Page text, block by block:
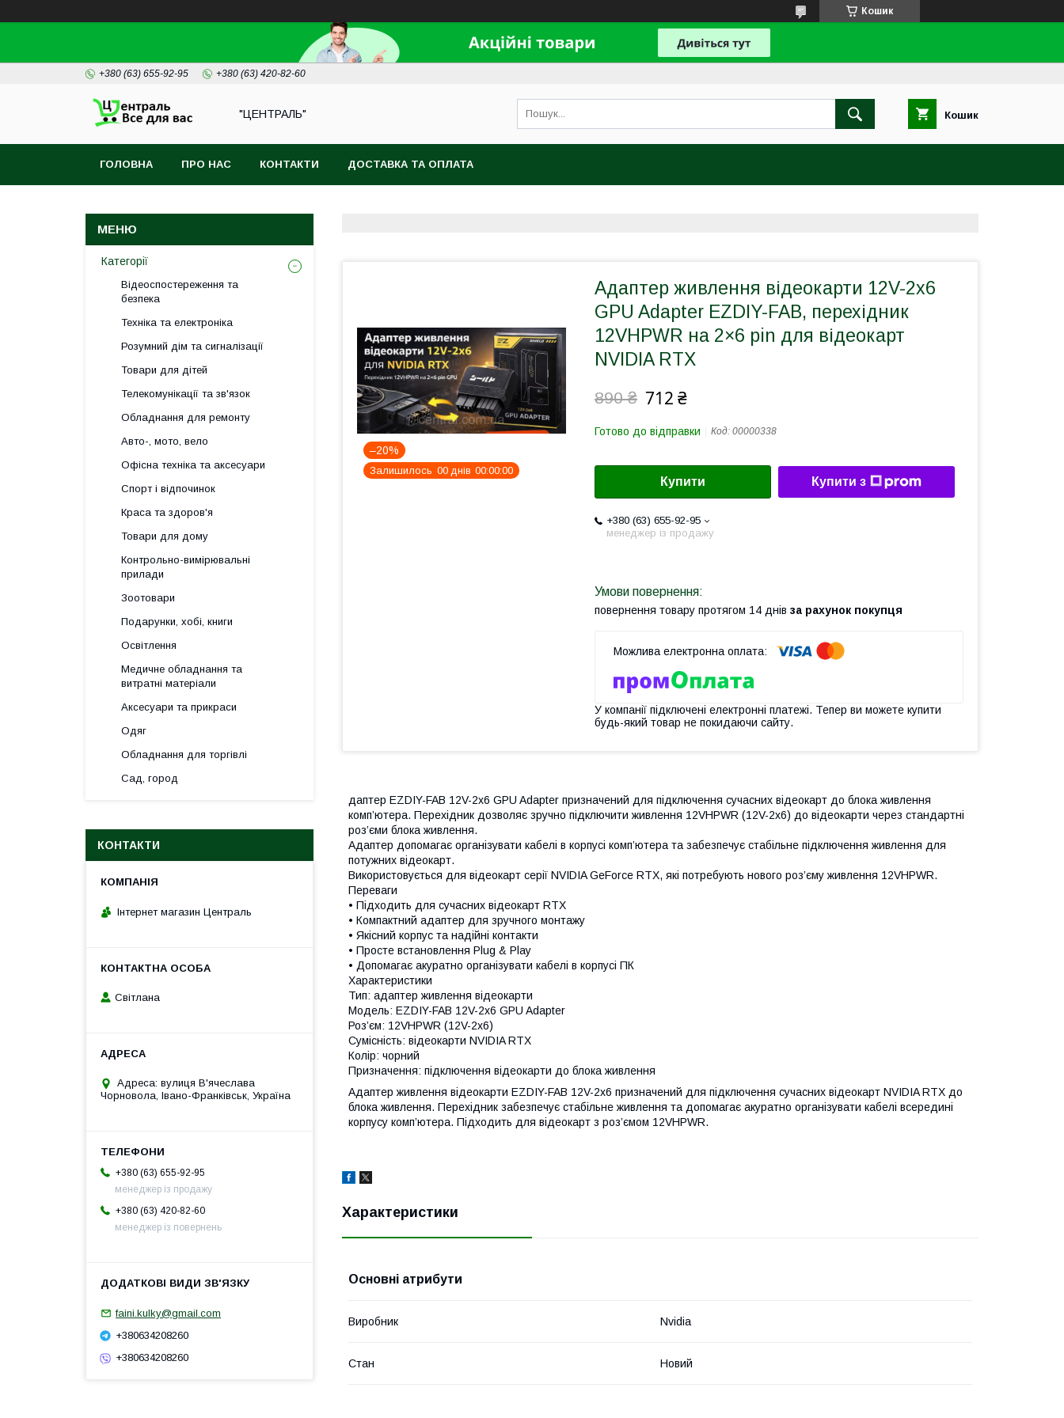
Кошик
+380 (63) 655-92-95 +380 (63) 420-82-60
"ЦЕНТРАЛЬ" Кошик
ГОЛОВНА ПРО НАС КОНТАКТИ ДОСТАВКА ТА ОПЛАТА
–20%
Залишилось 00 днів 00 00 00
Адаптер живлення відеокарти 12V-2x6
GPU Adapter EZDIY-FAB, перехідник
12VHPWR на 2×6 pin для відеокарт
NVIDIA RTX
890 ₴ 712 ₴
Готово до відправки Код: 00000338
Купити Купити з
+380 (63) 655-92-95
менеджер із продажу
повернення товару протягом 14 днів за рахунок покупця
У компанії підключені електронні платежі. Тепер ви можете купити
будь-який товар не покидаючи сайту.
даптер EZDIY-FAB 12V-2x6 GPU Adapter призначений для підключення сучасних відеокарт до блока живлення
комп’ютера. Перехідник дозволяє зручно підключити живлення 12VHPWR (12V-2x6) до відеокарти через стандартні
роз’єми блока живлення.
Адаптер допомагає організувати кабелі в корпусі комп’ютера та забезпечує стабільне підключення живлення для
потужних відеокарт.
Використовується для відеокарт серії NVIDIA GeForce RTX, які потребують нового роз’єму живлення 12VHPWR.
Переваги
• Підходить для сучасних відеокарт RTX
• Компактний адаптер для зручного монтажу
• Якісний корпус та надійні контакти
• Просте встановлення Plug & Play
• Допомагає акуратно організувати кабелі в корпусі ПК
Характеристики
Тип: адаптер живлення відеокарти
Модель: EZDIY-FAB 12V-2x6 GPU Adapter
Роз’єм: 12VHPWR (12V-2x6)
Сумісність: відеокарти NVIDIA RTX
Колір: чорний
Призначення: підключення відеокарти до блока живлення
Адаптер живлення відеокарти EZDIY-FAB 12V-2x6 призначений для підключення сучасних відеокарт NVIDIA RTX до
блока живлення. Перехідник забезпечує стабільне живлення та допомагає акуратно організувати кабелі всередині
корпусу комп’ютера. Підходить для відеокарт з роз’ємом 12VHPWR.
Характеристики
Основні атрибути
Виробник Nvidia
Стан Новий
Категорії
Відеоспостереження та
безпека
Техніка та електроніка
Розумний дім та сигналізації
Товари для дітей
Телекомунікації та зв'язок
Обладнання для ремонту
Авто-, мото, вело
Офісна техніка та аксесуари
Спорт і відпочинок
Краса та здоров'я
Товари для дому
Контрольно-вимірювальні
прилади
Зоотовари
Подарунки, хобі, книги
Освітлення
Медичне обладнання та
витратні матеріали
Аксесуари та прикраси
Одяг
Обладнання для торгівлі
Сад, город
КОНТАКТИ
Інтернет магазин Централь
Світлана
Адреса: вулиця В'ячеслава
Чорновола, Івано-Франківськ, Україна
+380 (63) 655-92-95
менеджер із продажу
+380 (63) 420-82-60
менеджер із повернень
faini.kulky@gmail.com
+380634208260
+380634208260